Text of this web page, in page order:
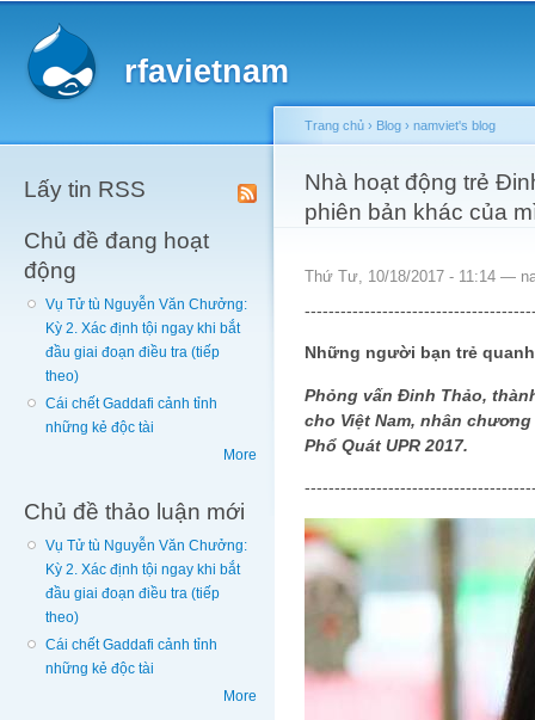
rfavietnam
Lấy tin RSS
Chủ đề đang hoạt
động
Vụ Tử tù Nguyễn Văn Chưởng:
Kỳ 2. Xác định tội ngay khi bắt
đầu giai đoạn điều tra (tiếp
theo)
Cái chết Gaddafi cảnh tỉnh
những kẻ độc tài
More
Chủ đề thảo luận mới
Vụ Tử tù Nguyễn Văn Chưởng:
Kỳ 2. Xác định tội ngay khi bắt
đầu giai đoạn điều tra (tiếp
theo)
Cái chết Gaddafi cảnh tỉnh
những kẻ độc tài
More
You are here
Trang chủ › Blog › namviet's blog
Nhà hoạt động trẻ
phiên bản khác của
Thứ Tư, 10/18/2017 - 11:14 —
Những người bạn trẻ
Phỏng vấn Đinh Thảo,
cho Việt Nam, nhân
Phổ Quát UPR 2017.